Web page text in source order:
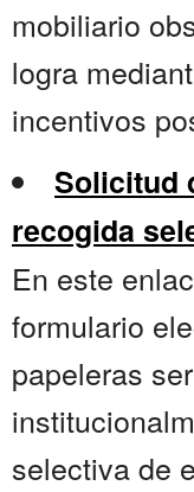
mobiliario
logra
incentivos
Solicitud
recogida
En este
formulario
papeleras
selectiva de